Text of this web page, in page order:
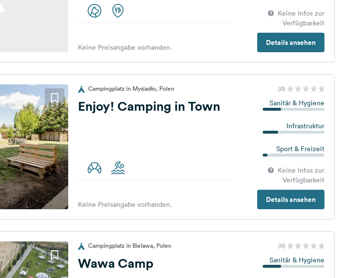
Keine Infos zur
Verfügbarkeit
Details ansehen
Keine Preisangabe vorhanden.
Campingplatz in Mysiadło, Polen (0)
Enjoy! Camping in Town Sanitär & Hygiene
Infrastruktur
Sport & Freizeit
Keine Infos zur
Verfügbarkeit
Details ansehen
Keine Preisangabe vorhanden.
Campingplatz in Bielawa, Polen (0)
Wawa Camp Sanitär & Hygiene